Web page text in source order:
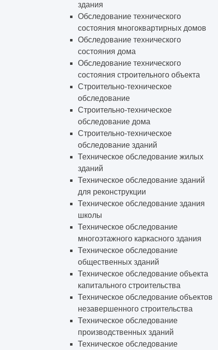
здания
Обследование технического
состояния многоквартирных домов
Обследование технического
состояния дома
Обследование технического
состояния строительного объекта
Строительно-техническое
обследование
Строительно-техническое
обследование дома
Строительно-техническое
обследование зданий
Техническое обследование жилых
зданий
Техническое обследование зданий
для реконструкции
Техническое обследование здания
школы
Техническое обследование
многоэтажного каркасного здания
Техническое обследование
общественных зданий
Техническое обследование объекта
капитального строительства
Техническое обследование объектов
незавершенного строительства
Техническое обследование
производственных зданий
Техническое обследование